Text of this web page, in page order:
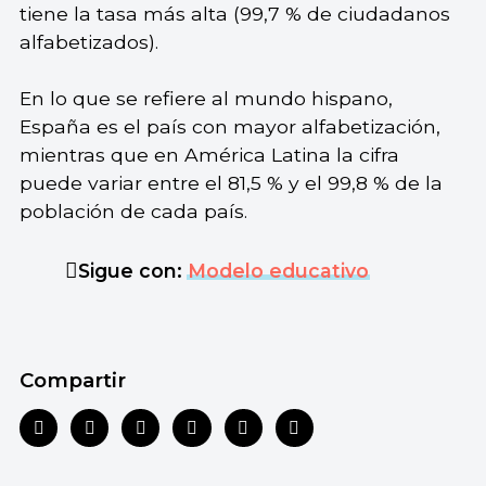
tiene la tasa más alta (99,7 % de ciudadanos
alfabetizados).
En lo que se refiere al mundo hispano,
España es el país con mayor alfabetización,
mientras que en América Latina la cifra
puede variar entre el 81,5 % y el 99,8 % de la
población de cada país.
Sigue con:Modelo educativo
Compartir